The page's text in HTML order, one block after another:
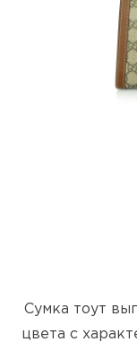
Сумка тоут
цвета с